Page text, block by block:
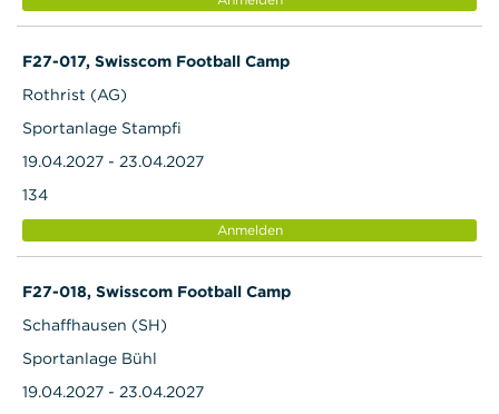
F27-017, Swisscom Football Camp
Rothrist (AG)
Sportanlage Stampfi
19.04.2027 - 23.04.2027
134
Anmelden
F27-018, Swisscom Football Camp
Schaffhausen (SH)
Sportanlage Bühl
19.04.2027 - 23.04.2027